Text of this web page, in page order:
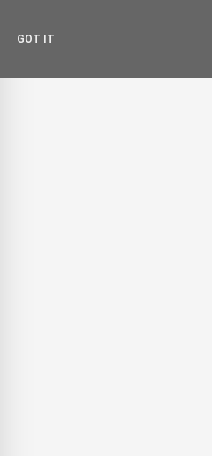
GOT IT